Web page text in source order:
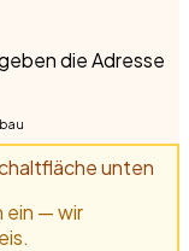
die Adresse
unten
ein — wir